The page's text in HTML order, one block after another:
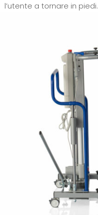
l’utente a tornare in piedi.